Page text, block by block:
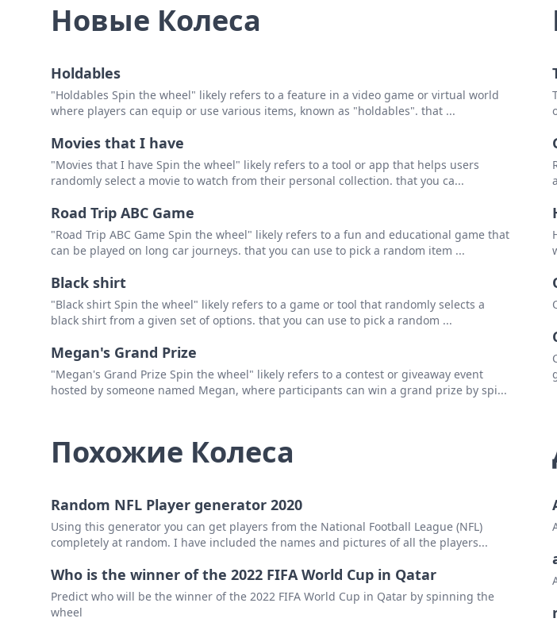
Новые Колеса
Holdables
"Holdables Spin the wheel" likely refers to a feature in a video game or virtual world
where players can equip or use various items, known as "holdables". that ...
Movies that I have
"Movies that I have Spin the wheel" likely refers to a tool or app that helps users
randomly select a movie to watch from their personal collection. that you ca...
Road Trip ABC Game
"Road Trip ABC Game Spin the wheel" likely refers to a fun and educational game that
can be played on long car journeys. that you can use to pick a random item ...
Black shirt
"Black shirt Spin the wheel" likely refers to a game or tool that randomly selects a
black shirt from a given set of options. that you can use to pick a random ...
Megan's Grand Prize
"Megan's Grand Prize Spin the wheel" likely refers to a contest or giveaway event
hosted by someone named Megan, where participants can win a grand prize by spi...
Похожие Колеса
Random NFL Player generator 2020
Using this generator you can get players from the National Football League (NFL)
completely at random. I have included the names and pictures of all the players...
Who is the winner of the 2022 FIFA World Cup in Qatar
Predict who will be the winner of the 2022 FIFA World Cup in Qatar by spinning the
wheel